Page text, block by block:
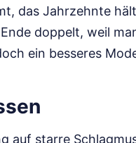
das Jahrzehnte
doppelt, weil
ein besseres
auf starre